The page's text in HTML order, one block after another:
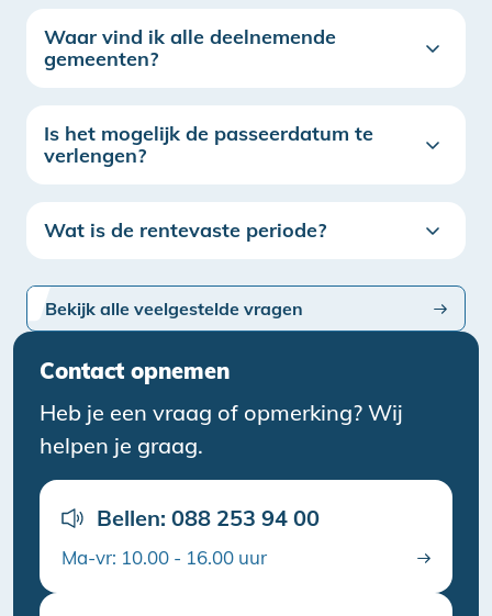
Waar vind ik alle deelnemende
gemeenten?
Is het mogelijk de passeerdatum te
verlengen?
Wat is de rentevaste periode?
Bekijk alle veelgestelde vragen
Contact opnemen
Heb je een vraag of opmerking? Wij
helpen je graag.
Bellen: 088 253 94 00
Ma-vr: 10.00 - 16.00 uur